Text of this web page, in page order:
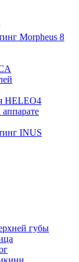
Morpheus 8
HELEO4
аппарате
INUS
губы